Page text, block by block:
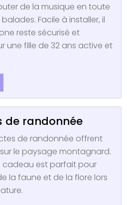
de la musique en toute
Facile à installer, il
reste sécurisé et
une fille de 32 ans active et
de randonnée
de randonnée offrent
le paysage montagnard.
cadeau est parfait pour
la faune et de la flore lors